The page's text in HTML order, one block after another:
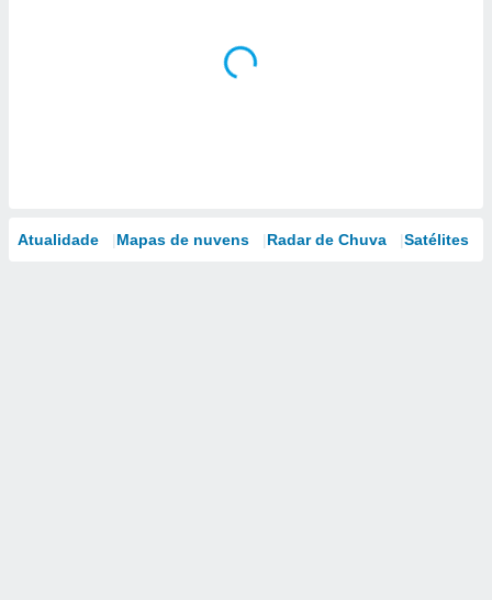
Atualidade Mapas de nuvens Radar de Chuva Satélites